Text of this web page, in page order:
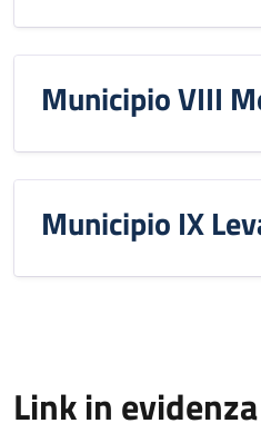
Municipio VIII
Municipio IX
Link in evidenza